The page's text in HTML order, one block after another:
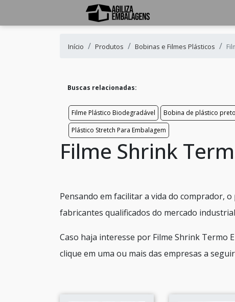
Início Produtos Bobinas e Filmes Plásticos
Buscas relacionadas:
Filme Plástico Biodegradável Bobina de plástico preto
Plástico Stretch Para Embalagem
Filme Shrink
Pensando em facilitar a vida do comprador,
fabricantes qualificados do mercado
Caso haja interesse por Filme Shrink Termo
clique em uma ou mais das empresas a